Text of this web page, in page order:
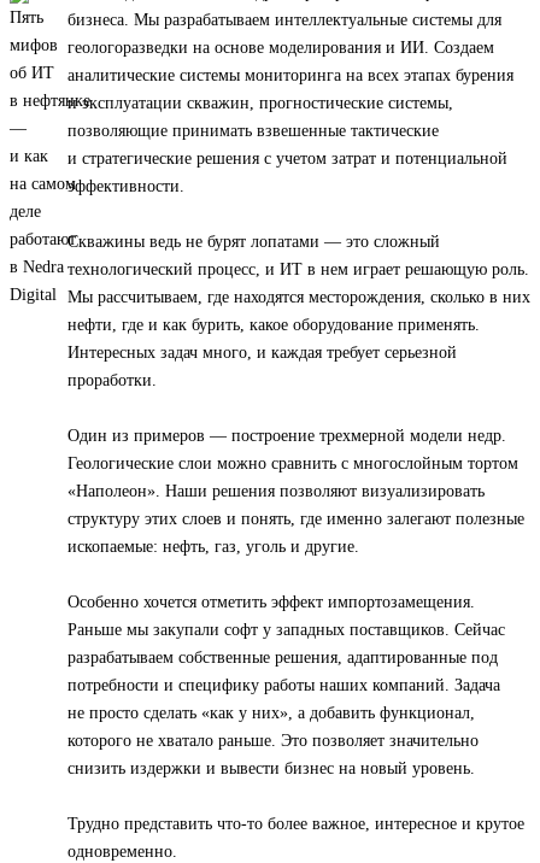
бизнеса. Мы разрабатываем интеллектуальные системы для
геологоразведки на основе моделирования и ИИ. Создаем
аналитические системы мониторинга на всех этапах бурения
и эксплуатации скважин, прогностические системы,
позволяющие принимать взвешенные тактические
и стратегические решения с учетом затрат и потенциальной
эффективности.
Скважины ведь не бурят лопатами — это сложный
технологический процесс, и ИТ в нем играет решающую роль.
Мы рассчитываем, где находятся месторождения, сколько в них
нефти, где и как бурить, какое оборудование применять.
Интересных задач много, и каждая требует серьезной
проработки.
Один из примеров — построение трехмерной модели недр.
Геологические слои можно сравнить с многослойным тортом
«Наполеон». Наши решения позволяют визуализировать
структуру этих слоев и понять, где именно залегают полезные
ископаемые: нефть, газ, уголь и другие.
Особенно хочется отметить эффект импортозамещения.
Раньше мы закупали софт у западных поставщиков. Сейчас
разрабатываем собственные решения, адаптированные под
потребности и специфику работы наших компаний. Задача
не просто сделать «как у них», а добавить функционал,
которого не хватало раньше. Это позволяет значительно
снизить издержки и вывести бизнес на новый уровень.
Трудно представить что-то более важное, интересное и крутое
одновременно.